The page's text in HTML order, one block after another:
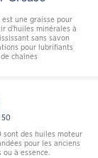
est une graisse pour
d’huiles minérales à
sans savon
pour lubrifiants
chaînes
50
sont des huiles moteur
pour les anciens
à essence.